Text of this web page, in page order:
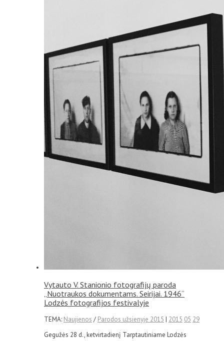
Vytauto V. Stanionio fotografijų paroda
„Nuotraukos dokumentams. Seirijai. 1946“
Lodzės fotografijos festivalyje
TEMA: Naujienos / Parodos užsienyje 2015 | 2015 05 29
Gegužės 28 d., ketvirtadienį Tarptautiniame Lodzės